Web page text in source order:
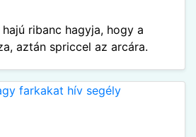
ribanc hagyja, hogy a
aztán spriccel az arcára.